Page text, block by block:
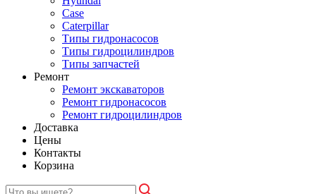
Case
Caterpillar
Типы гидронасосов
Типы гидроцилиндров
Типы запчастей
Ремонт
Ремонт экскаваторов
Ремонт гидронасосов
Ремонт гидроцилиндров
Доставка
Цены
Контакты
Корзина